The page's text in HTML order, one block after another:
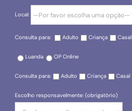
Local:
Consulta para: Adulto Criança Casal
Luanda OP Online
Consulta para: Adulto Criança Casal
Escolho responsavelmente: (obrigatório)